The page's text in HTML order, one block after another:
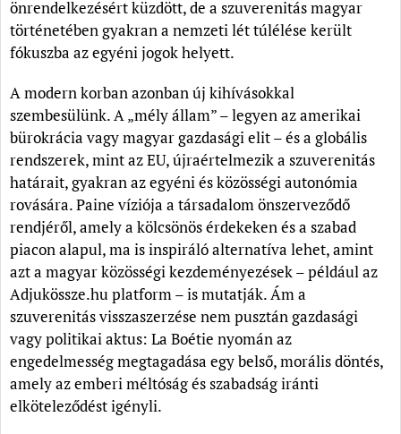
önrendelkezésért küzdött, de a szuverenitás magyar
történetében gyakran a nemzeti lét túlélése került
fókuszba az egyéni jogok helyett.
A modern korban azonban új kihívásokkal
szembesülünk. A „mély állam” – legyen az amerikai
bürokrácia vagy magyar gazdasági elit – és a globális
rendszerek, mint az EU, újraértelmezik a szuverenitás
határait, gyakran az egyéni és közösségi autonómia
rovására. Paine víziója a társadalom önszerveződő
rendjéről, amely a kölcsönös érdekeken és a szabad
piacon alapul, ma is inspiráló alternatíva lehet, amint
azt a magyar közösségi kezdeményezések – például az
Adjukössze.hu platform – is mutatják. Ám a
szuverenitás visszaszerzése nem pusztán gazdasági
vagy politikai aktus: La Boétie nyomán az
engedelmesség megtagadása egy belső, morális döntés,
amely az emberi méltóság és szabadság iránti
elköteleződést igényli.